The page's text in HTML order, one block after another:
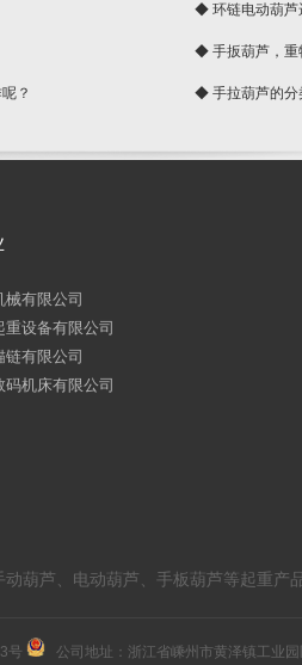
◆ 环链电动葫芦
◆ 手扳葫芦，重
？ ◆ 手拉葫芦的分
有限公司
重设备有限公司
有限公司
码机床有限公司
葫芦、电动葫芦、手板葫芦等起重产
号 公司地址：浙江省嵊州市黄泽镇工业